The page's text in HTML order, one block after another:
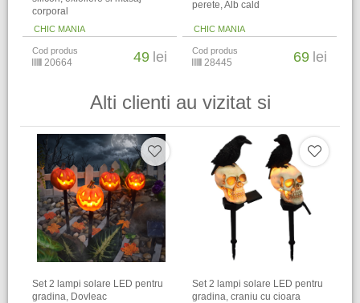
corporal
CHIC MANIA
Cod produs
20664 49 lei
perete, Alb cald
CHIC MANIA
Cod produs
28445 69 lei
Alti clienti au vizitat si
Set 2 lampi solare LED pentru
gradina, Dovleac
Set 2 lampi solare LED pentru
gradina, craniu cu cioara